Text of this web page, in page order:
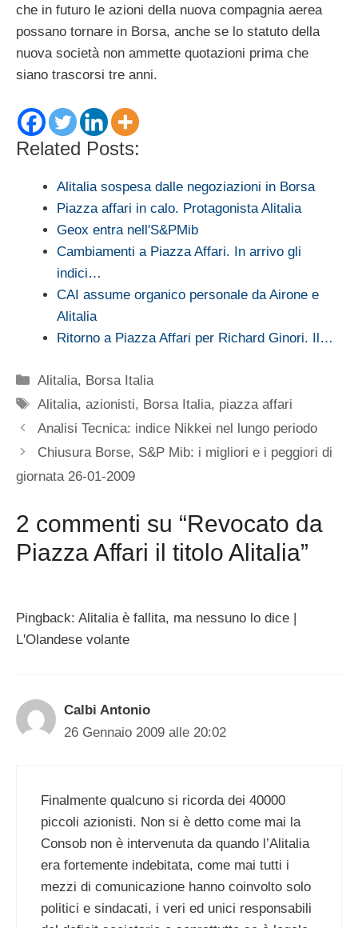
che in futuro le azioni della nuova compagnia aerea
possano tornare in Borsa, anche se lo statuto della
nuova società non ammette quotazioni prima che
siano trascorsi tre anni.
Related Posts:
Alitalia sospesa dalle negoziazioni in Borsa
Piazza affari in calo. Protagonista Alitalia
Geox entra nell'S&PMib
Cambiamenti a Piazza Affari. In arrivo gli
indici…
CAI assume organico personale da Airone e
Alitalia
Ritorno a Piazza Affari per Richard Ginori. Il…
Categorie
Alitalia, Borsa Italia
Tag
Alitalia,azionisti, Borsa Italia, piazza affari
Analisi Tecnica: indice Nikkei nel lungo periodo
Chiusura Borse, S&P Mib: i migliori e i peggiori di
giornata 26-01-2009
2 commenti su “Revocato da
Piazza Affari il titolo Alitalia”
Pingback: Alitalia è fallita, ma nessuno lo dice |
L'Olandese volante
Calbi Antonio
26 Gennaio 2009 alle 20:02
Finalmente qualcuno si ricorda dei 40000
piccoli azionisti. Non si è detto come mai la
Consob non è intervenuta da quando l’Alitalia
era fortemente indebitata, come mai tutti i
mezzi di comunicazione hanno coinvolto solo
politici e sindacati, i veri ed unici responsabili